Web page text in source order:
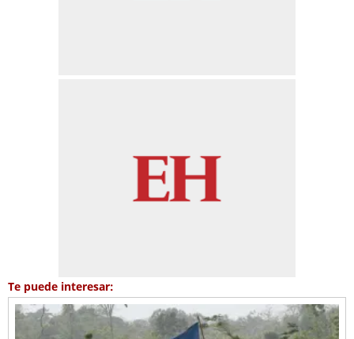
Te puede interesar: